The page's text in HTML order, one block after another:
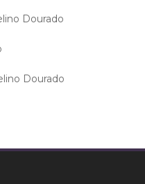
Dourado
Dourado